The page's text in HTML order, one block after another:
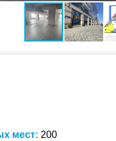
мест: 200